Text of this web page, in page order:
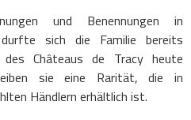
und Benennungen in
sich die Familie bereits
Châteaus de Tracy heute
sie eine Rarität, die in
Händlern erhältlich ist.